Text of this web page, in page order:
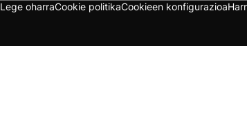
Lege oharraCookie politikaCookieen konfigurazioa